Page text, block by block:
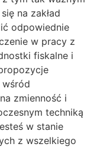
na zakład
odpowiednie
w pracy z
fiskalne i
wśród
zmienność i
techniką
w stanie
z wszelkiego